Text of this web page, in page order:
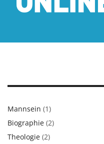
Mannsein (1)
Biographie (2)
Theologie (2)